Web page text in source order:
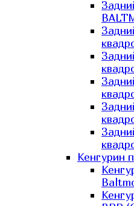
Кенгурин